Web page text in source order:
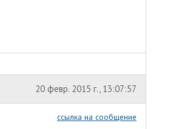
20 февр. 2015 г., 13:07:57
ссылка на сообщение